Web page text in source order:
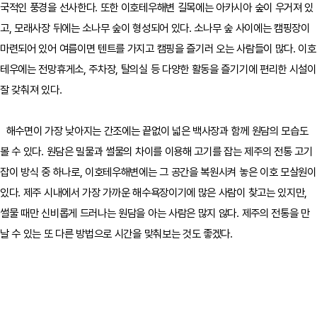
국적인 풍경을 선사한다. 또한 이호테우해변 길목에는 아카시아 숲이 우거져 있
고, 모래사장 뒤에는 소나무 숲이 형성되어 있다. 소나무 숲 사이에는 캠핑장이
마련되어 있어 여름이면 텐트를 가지고 캠핑을 즐기러 오는 사람들이 많다. 이호
테우에는 전망휴게소, 주차장, 탈의실 등 다양한 활동을 즐기기에 편리한 시설이
잘 갖춰져 있다.
해수면이 가장 낮아지는 간조에는 끝없이 넓은 백사장과 함께 원담의 모습도
볼 수 있다. 원담은 밀물과 썰물의 차이를 이용해 고기를 잡는 제주의 전통 고기
잡이 방식 중 하나로, 이호테우해변에는 그 공간을 복원시켜 놓은 이호 모살원이
있다. 제주 시내에서 가장 가까운 해수욕장이기에 많은 사람이 찾고는 있지만,
썰물 때만 신비롭게 드러나는 원담을 아는 사람은 많지 않다. 제주의 전통을 만
날 수 있는 또 다른 방법으로 시간을 맞춰보는 것도 좋겠다.